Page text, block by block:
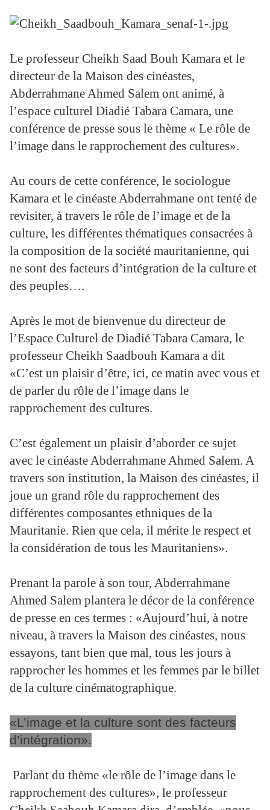
Le professeur Cheikh Saad Bouh Kamara et le
directeur de la Maison des cinéastes,
Abderrahmane Ahmed Salem ont animé, à
l’espace culturel Diadié Tabara Camara, une
conférence de presse sous le thème « Le rôle de
l’image dans le rapprochement des cultures».
Au cours de cette conférence, le sociologue
Kamara et le cinéaste Abderrahmane ont tenté de
revisiter, à travers le rôle de l’image et de la
culture, les différentes thématiques consacrées à
la composition de la société mauritanienne, qui
ne sont des facteurs d’intégration de la culture et
des peuples….
Après le mot de bienvenue du directeur de
l’Espace Culturel de Diadié Tabara Camara, le
professeur Cheikh Saadbouh Kamara a dit
«C’est un plaisir d’être, ici, ce matin avec vous et
de parler du rôle de l’image dans le
rapprochement des cultures.
C’est également un plaisir d’aborder ce sujet
avec le cinéaste Abderrahmane Ahmed Salem. A
travers son institution, la Maison des cinéastes, il
joue un grand rôle du rapprochement des
différentes composantes ethniques de la
Mauritanie. Rien que cela, il mérite le respect et
la considération de tous les Mauritaniens».
Prenant la parole à son tour, Abderrahmane
Ahmed Salem plantera le décor de la conférence
de presse en ces termes : «Aujourd’hui, à notre
niveau, à travers la Maison des cinéastes, nous
essayons, tant bien que mal, tous les jours à
rapprocher les hommes et les femmes par le billet
de la culture cinématographique.
«L’image et la culture sont des facteurs
d’intégration».
Parlant du thème «le rôle de l’image dans le
rapprochement des cultures», le professeur